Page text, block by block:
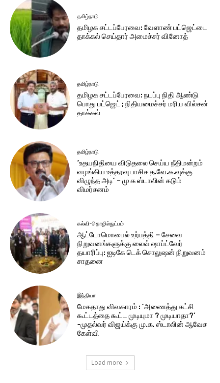
தமிழ்நாடு
தமிழக சட்​டப்​பேர​வை: வேளாண் பட்​ஜெட்டை
தாக்கல் செய்தார் அமைச்சர் வினோத்
தமிழ்நாடு
தமிழக சட்டப்பேரவை: நடப்பு நிதி ஆண்​டு
பொது பட்ஜெட் ; நிதியமைச்சர் மரிய வில்சன்
தாக்​கல்
தமிழ்நாடு
‘உதயநிதியை விடுதலை செய்ய நீதிமன்றம்
வழங்கிய உத்தரவு பாசிச த.வே.க.வுக்கு
விழுந்த அடி’ – மு க ஸ்டாலின் கடும்
விமர்சனம்
கல்வி-தொழில்நுட்பம்
ஆட்டோமொபைல் உற்பத்தி – சேவை
நிறுவனங்களுக்கு லைவ் ஷாப்ட்வேர்
தயாரிப்பு: ஐடிகே டெக் சொலுஷன் நிறுவனம்
சாதனை
இந்தியா
மேகதாது விவகாரம் : ‘அணைத்து கட்சி
கூட்டத்தை கூட்ட முடியுமா ? முடியாதா?’
-முதல்வர் விஜய்க்கு மு.க. ஸ்டாலின் ஆவேச
கேள்வி
Load more